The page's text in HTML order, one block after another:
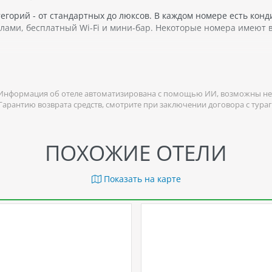
- от стандартных до люксов. В каждом номере есть
бесплатный Wi-Fi и мини-бар. Некоторые номера имеют
регистрации. Отель предоставляет услугу проката
паркинг для автомобилей.
Buon Caffè, который предлагает блюда традиционной
можно заказать напитки и закуски.
об отеле автоматизирована с помощью ИИ, возможны
возврата средств, смотрите при заключении договора с
ПОХОЖИЕ ОТЕЛИ
Показать на карте